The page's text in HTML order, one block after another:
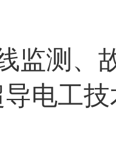
监测、
电工